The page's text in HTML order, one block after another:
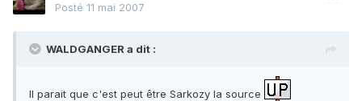
Posté 11 mai 2007
WALDGANGER a dit :
Il parait que c'est peut être Sarkozy la source